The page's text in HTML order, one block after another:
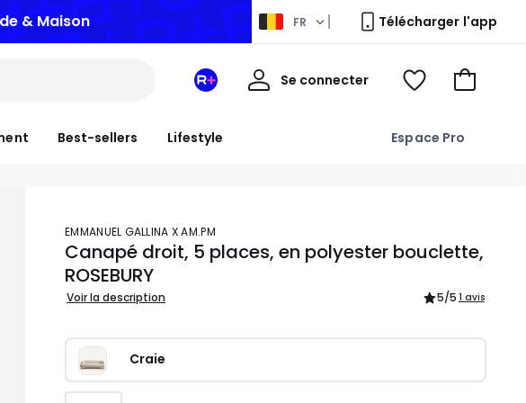
& Maison FR Télécharger l'app
Best-sellers Lifestyle Espace Pro
Mon
Redoute
Se connecter
Mon
Voir
Aller
EMMANUEL GALLINA X AM.PM
Canapé droit, 5 places, en polyester bouclette,
ROSEBURY
Voir la description 5/5 1 avis
Craie